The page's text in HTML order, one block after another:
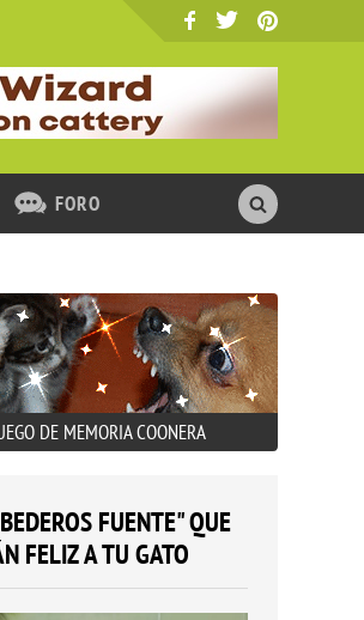
FORO
DE MEMORIA COONERA
FUENTE" QUE
FELIZ A TU GATO